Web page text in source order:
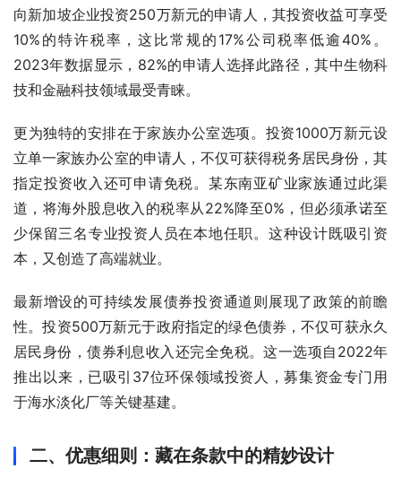
向新加坡企业投资250万新元的申请人，其投资收益可享受
10%的特许税率，这比常规的17%公司税率低逾40%。
2023年数据显示，82%的申请人选择此路径，其中生物科
技和金融科技领域最受青睐。
更为独特的安排在于家族办公室选项。投资1000万新元设
立单一家族办公室的申请人，不仅可获得税务居民身份，其
指定投资收入还可申请免税。某东南亚矿业家族通过此渠
道，将海外股息收入的税率从22%降至0%，但必须承诺至
少保留三名专业投资人员在本地任职。这种设计既吸引资
本，又创造了高端就业。
最新增设的可持续发展债券投资通道则展现了政策的前瞻
性。投资500万新元于政府指定的绿色债券，不仅可获永久
居民身份，债券利息收入还完全免税。这一选项自2022年
推出以来，已吸引37位环保领域投资人，募集资金专门用
于海水淡化厂等关键基建。
二、优惠细则：藏在条款中的精妙设计